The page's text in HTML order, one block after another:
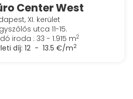
Center West
XI. kerület
utca 11-15.
iroda : 33 - 1.915 m2
díj: 12 - 13.5 €/m2